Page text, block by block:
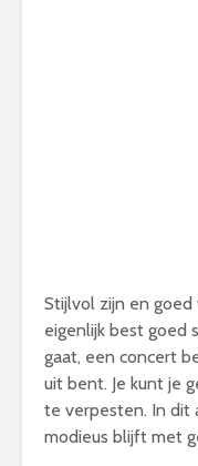
Stijlvol zijn en goed
eigenlijk best goed
gaat, een concert
uit bent. Je kunt je
te verpesten. In dit
modieus blijft met